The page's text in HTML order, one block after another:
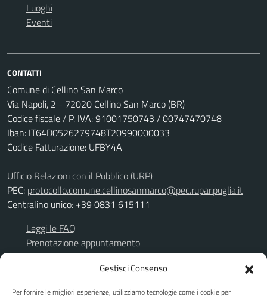
Gestisci Consenso
Per fornire le migliori esperienze, utilizziamo tecnologie come i cookie per
Luoghi
Eventi
CONTATTI
Comune di Cellino San Marco
Via Napoli, 2 - 72020 Cellino San Marco (BR)
Codice fiscale / P. IVA: 91001750743 / 00747470748
Iban: IT64D0526279748T20990000033
Codice Fatturazione: UFBY4A
Ufficio Relazioni con il Pubblico (URP)
PEC: protocollo.comune.cellinosanmarco@pec.rupar.puglia.it
Centralino unico: +39 0831 615111
Leggi le FAQ
Prenotazione appuntamento
Richiesta assistenza
Segnalazione disservizio
Albo Pretorio